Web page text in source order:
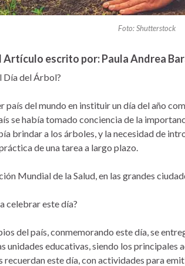
Foto: Shutterstock
Artículo escrito por: Paula Andrea
Día del Árbol?
país del mundo en instituir un día del año
se había tomado conciencia de la
brindar a los árboles, y la necesidad de
de una tarea a largo plazo.
Mundial de la Salud, en las grandes
celebrar este día?
del país, conmemorando este día, se
unidades educativas, siendo los principales
este día, con actividades para